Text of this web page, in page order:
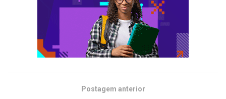
Postagem anterior